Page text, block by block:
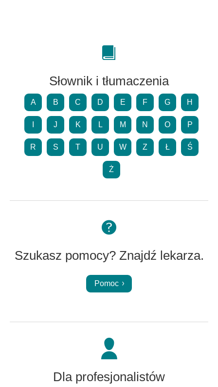
Słownik i tłumaczenia
A B C D E F G H
J K L M N O P
R S T U W Z Ł Ś
Ż
Szukasz pomocy? Znajdź lekarza.
Pomoc
Dla profesjonalistów